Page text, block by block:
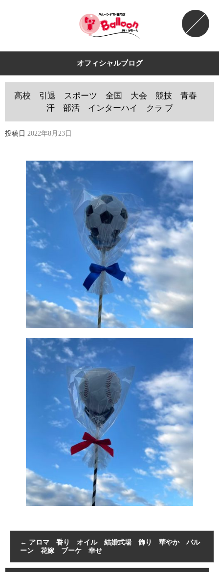
オフィシャルブログ
高校 引退 スポーツ 全国 大会 競技 青春
汗 部活 インターハイ クラ ブ
投稿日 2022年8月23日
← アロマ 香り オイル 結婚式場 飾り 華やか バル
ーン 花嫁 ブーケ 幸せ